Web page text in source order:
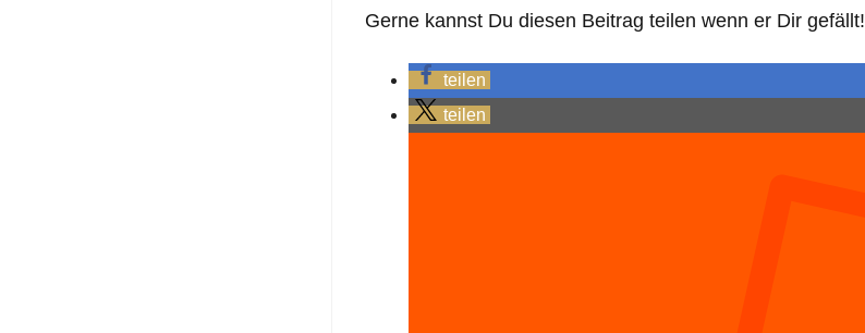
Gerne kannst Du diesen Beitrag teilen wenn er Dir gefällt!
teilen
teilen